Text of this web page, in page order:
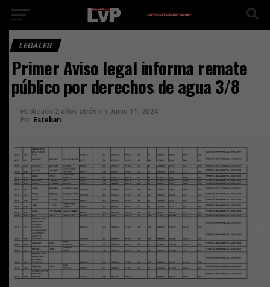
LEGALES
Primer Aviso legal informa remate
público por derechos de agua 3/8
Publicado 2 años atrás en Junio 11, 2024
Por Esteban